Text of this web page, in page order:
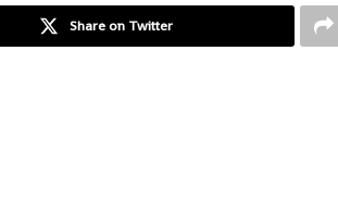
Share on Twitter